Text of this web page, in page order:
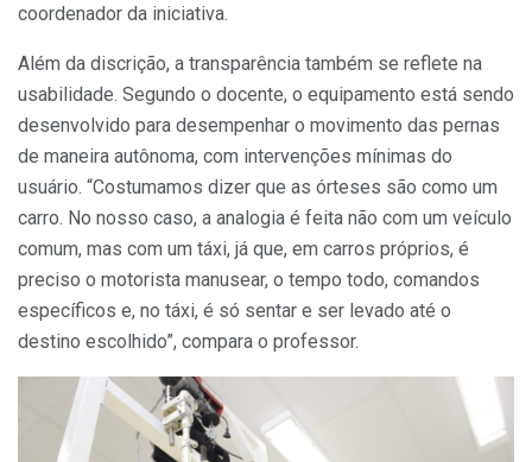
coordenador da iniciativa.
Além da discrição, a transparência também se reflete na
usabilidade. Segundo o docente, o equipamento está sendo
desenvolvido para desempenhar o movimento das pernas
de maneira autônoma, com intervenções mínimas do
usuário. “Costumamos dizer que as órteses são como um
carro. No nosso caso, a analogia é feita não com um veículo
comum, mas com um táxi, já que, em carros próprios, é
preciso o motorista manusear, o tempo todo, comandos
específicos e, no táxi, é só sentar e ser levado até o
destino escolhido”, compara o professor.